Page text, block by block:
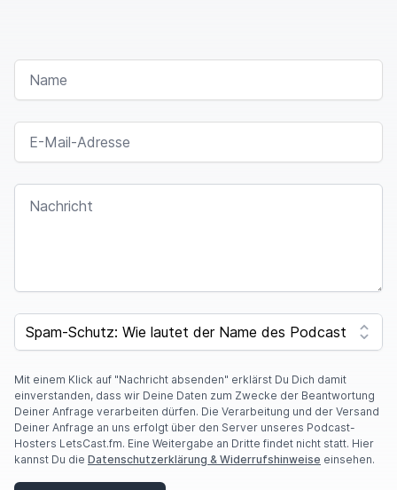
Leute dann alle sofort von dir mehr wissen
wollten,
Discordula 00:01:30
Und jetzt versaue ich es, weil sie mich jetzt im
moep0r 00:01:34
wirklich den Podcast von dir zu hören.
Discordula 00:01:41
Okay, hallo, mein Name ist Sandkastenliebe.
NAME
E-MAIL-ADRESSE
NACHRICHT
F
O
A
R
E
A
H
U
SPAM CAPTCHA
Mit einem Klick auf "Nachricht absenden" erklärst Du Dich damit
einverstanden, dass wir Deine Daten zum Zwecke der Beantwortung
Deiner Anfrage verarbeiten dürfen. Die Verarbeitung und der Versand
Deiner Anfrage an uns erfolgt über den Server unseres Podcast-
Hosters LetsCast.fm. Eine Weitergabe an Dritte findet nicht statt. Hier
kannst Du die Datenschutzerklärung & Widerrufshinweise einsehen.